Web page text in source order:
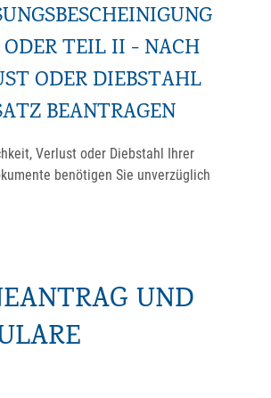
TEIL II - NACH
ODER DIEBSTAHL
BEANTRAGEN
Verlust oder Diebstahl Ihrer
benötigen Sie unverzüglich
UND